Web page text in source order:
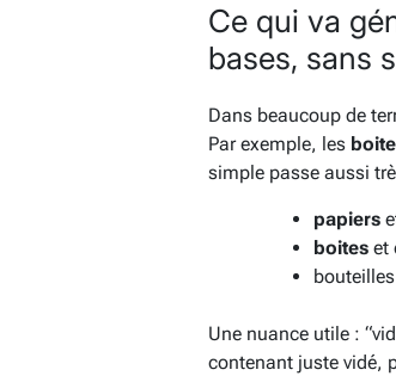
Ce qui va
bases, sans
Dans beaucoup de
Par exemple, les
simple passe aussi
papiers
boites et
Une nuance utile :
contenant juste vidé,